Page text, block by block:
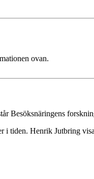
ovan.
Besöksnäringens
tiden. Henrik Jutbring